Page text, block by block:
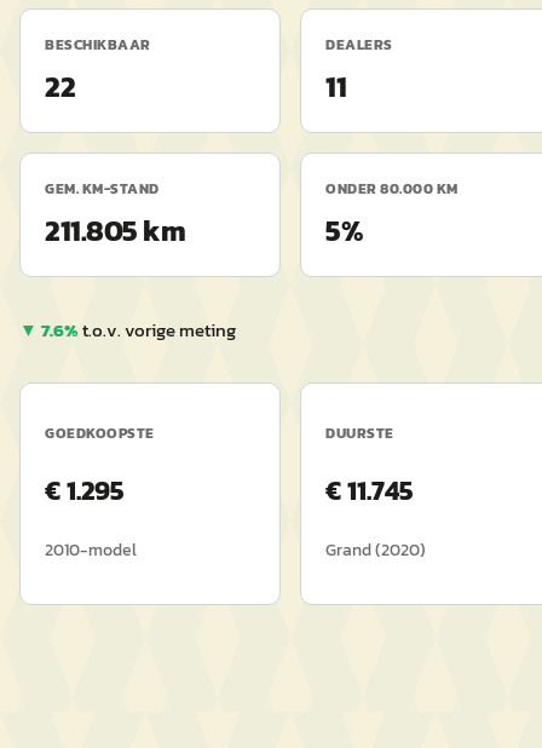
BESCHIKBAAR
22
DEALERS
11
GEM. KM-STAND
211.805 km
ONDER 80.000 KM
5%
▼ 7.6%t.o.v. vorige meting
GOEDKOOPSTE
€1.295
2010-model
DUURSTE
€11.745
Grand(2020)